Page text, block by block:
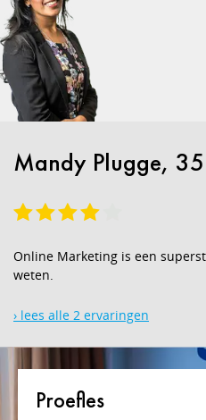
Mandy Plugge,
Online Marketing is een
weten.
› lees alle 2 ervaringen
Proefles